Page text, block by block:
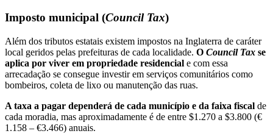
Imposto municipal (Council Tax)
Além dos tributos estatais existem impostos na Inglaterra de caráter
local geridos pelas prefeituras de cada localidade. O Council Tax se
aplica por viver em propriedade residencial e com essa
arrecadação se consegue investir em serviços comunitários como
bombeiros, coleta de lixo ou manutenção das ruas.
A taxa a pagar dependerá de cada município e da faixa fiscal de
cada moradia, mas aproximadamente é de entre $1.270 a $3.800 (€
1.158 – €3.466) anuais.